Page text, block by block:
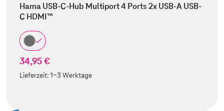
Hama USB-C-Hub Multiport 4 Ports 2x USB-A USB-
C HDMI™
34,95 €
Lieferzeit:1-3 Werktage